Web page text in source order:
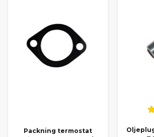
Packning termostat